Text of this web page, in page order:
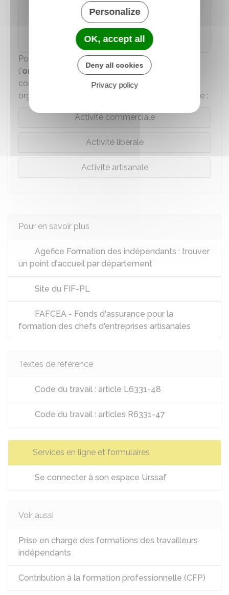
Accéder au service en ligne
Urssaf
Pour bénéficier d'une formation, il faut contacter
l'organisme qui figure surl'attestation
contribution à la formation professionnelle. Cet
organisme dépend de l'activité principale exercée :
Activité commerciale
Activité libérale
Activité artisanale
Pour en savoir plus
Agefice Formation des indépendants : trouver
un point d'accueil par département
Site du FIF-PL
FAFCEA - Fonds d'assurance pour la
formation des chefs d'entreprises artisanales
Textes de référence
Code du travail : article L6331-48
Code du travail : articles R6331-47
Services en ligne et formulaires
Se connecter à son espace Urssaf
Voir aussi
Prise en charge des formations des travailleurs
indépendants
Contribution à la formation professionnelle (CFP)
Personalize
OK, accept all
Deny all cookies
Privacy policy